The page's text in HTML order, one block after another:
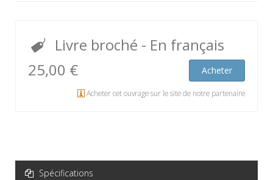
Livre broché - En français
25,00 €
Acheter
Acheter cet ouvrage sur le site de notre partenaire
Spécifications